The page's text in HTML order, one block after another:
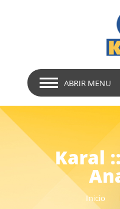
ABRIR MENU
Karal
Inicio